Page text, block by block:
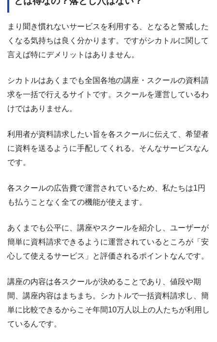
まり聞き慣れないサービスを利用する、となると警戒した
くなる気持ちは良く分かります。ですがシカトルに関して
言えば特にデメリットはありません。
シカトルはあくまでも全国各地の講座・スクールの資料請
求を一括で行えるサイトです。スクールを運営しているわ
けではありません。
利用者が資料請求したい旨を各スクールに伝えて、希望者
に資料を送るように手配してくれる。そんなサービスなん
です。
各スクールの広告費で運営されているため、私たちは1円
も払うことなく全ての機能が使えます。
あくまでも公平に、講座やスクールを紹介し、ユーザーが
簡単に資料請求できるように運営されているところが「安
心して使えるサービス」と評価されるポイントなんです。
講座の内容は各スクールが決めることであり、値段や期
間、講座内容はまちまち。シカトルで一括資料請求し、簡
単に比較できるからこそ年間10万人以上の人たちが利用し
ているんです。